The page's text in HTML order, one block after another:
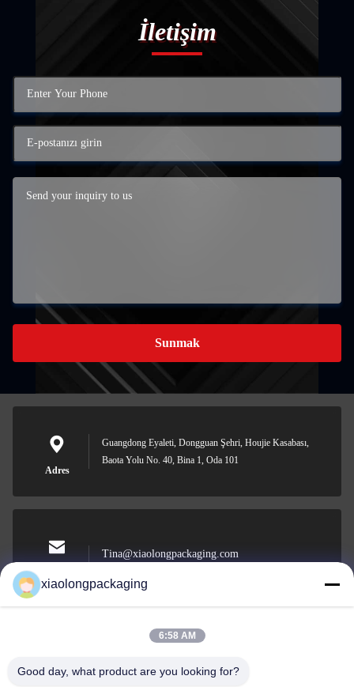
İletişim
Sunmak
Adres
Guangdong Eyaleti, Dongguan Şehri, Houjie Kasabası,
Baota Yolu No. 40, Bina 1, Oda 101
Tina@xiaolongpackaging.com
Telefon.
xiaolongpackaging
6:58 AM
Good day, what product are you looking for?